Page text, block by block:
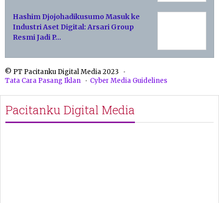
Hashim Djojohadikusumo Masuk ke
Industri Aset Digital: Arsari Group
Resmi Jadi P…
© PT Pacitanku Digital Media 2023
Tata Cara Pasang Iklan
Cyber Media Guidelines
Pacitanku Digital Media